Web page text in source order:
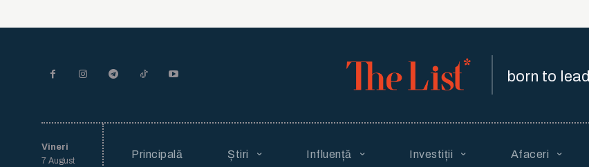
born to lead
Vineri
7 August
Principală Știri Influență Investiții Afaceri